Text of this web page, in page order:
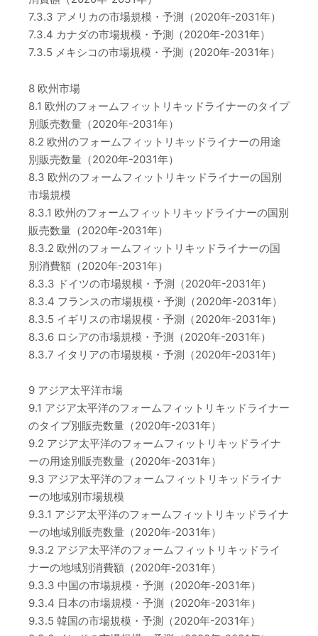
7.3.3 アメリカの市場規模・予測（2020年-2031年）
7.3.4 カナダの市場規模・予測（2020年-2031年）
7.3.5 メキシコの市場規模・予測（2020年-2031年）
8 欧州市場
8.1 欧州のフォームフィットリキッドライナーのタイプ
別販売数量（2020年-2031年）
8.2 欧州のフォームフィットリキッドライナーの用途
別販売数量（2020年-2031年）
8.3 欧州のフォームフィットリキッドライナーの国別
市場規模
8.3.1 欧州のフォームフィットリキッドライナーの国別
販売数量（2020年-2031年）
8.3.2 欧州のフォームフィットリキッドライナーの国
別消費額（2020年-2031年）
8.3.3 ドイツの市場規模・予測（2020年-2031年）
8.3.4 フランスの市場規模・予測（2020年-2031年）
8.3.5 イギリスの市場規模・予測（2020年-2031年）
8.3.6 ロシアの市場規模・予測（2020年-2031年）
8.3.7 イタリアの市場規模・予測（2020年-2031年）
9 アジア太平洋市場
9.1 アジア太平洋のフォームフィットリキッドライナー
のタイプ別販売数量（2020年-2031年）
9.2 アジア太平洋のフォームフィットリキッドライナ
ーの用途別販売数量（2020年-2031年）
9.3 アジア太平洋のフォームフィットリキッドライナ
ーの地域別市場規模
9.3.1 アジア太平洋のフォームフィットリキッドライナ
ーの地域別販売数量（2020年-2031年）
9.3.2 アジア太平洋のフォームフィットリキッドライ
ナーの地域別消費額（2020年-2031年）
9.3.3 中国の市場規模・予測（2020年-2031年）
9.3.4 日本の市場規模・予測（2020年-2031年）
9.3.5 韓国の市場規模・予測（2020年-2031年）